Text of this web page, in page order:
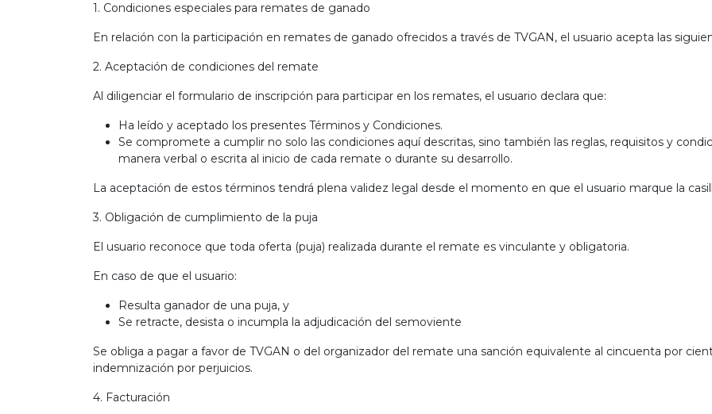
1. Condiciones especiales para remates de ganado
En relación con la participación en remates de ganado ofrecidos a través de TVGAN, el usuario acepta las
2. Aceptación de condiciones del remate
Al diligenciar el formulario de inscripción para participar en los remates, el usuario declara que:
Ha leído y aceptado los presentes Términos y Condiciones.
Se compromete a cumplir no solo las condiciones aquí descritas, sino también las reglas, requisitos y
manera verbal o escrita al inicio de cada remate o durante su desarrollo.
La aceptación de estos términos tendrá plena validez legal desde el momento en que el usuario marque la
3. Obligación de cumplimiento de la puja
El usuario reconoce que toda oferta (puja) realizada durante el remate es vinculante y obligatoria.
En caso de que el usuario:
Resulta ganador de una puja, y
Se retracte, desista o incumpla la adjudicación del semoviente
Se obliga a pagar a favor de TVGAN o del organizador del remate una sanción equivalente al cincuenta por
indemnización por perjuicios.
4. Facturación